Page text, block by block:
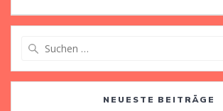
NEUESTE BEITRÄGE